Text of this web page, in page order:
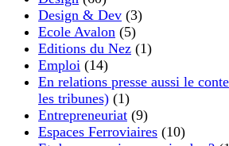
Design & Dev (3)
Ecole Avalon (5)
Editions du Nez (1)
Emploi (14)
En relations presse aussi le
les tribunes) (1)
Entrepreneuriat (9)
Espaces Ferroviaires (10)